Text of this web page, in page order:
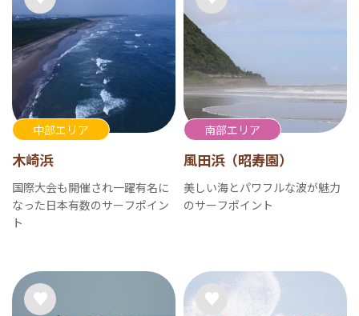
中部エリア
木崎浜
国際大会も開催され一躍有名に
なった日本有数のサーフポイン
ト
南部エリア
風田浜（昭寿園）
美しい海とパワフルな波が魅力
のサーフポイント